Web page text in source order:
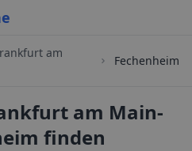
am
Fechenheim
am Main-
finden